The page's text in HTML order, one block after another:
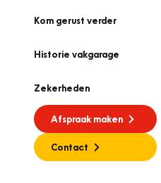
Kom gerust verder
Historie vakgarage
Zekerheden
Afspraak maken
Contact